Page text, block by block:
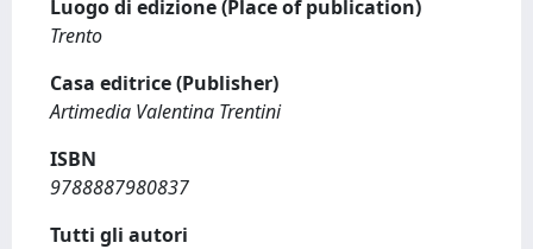
Luogo di edizione (Place of publication)
Trento
Casa editrice (Publisher)
Artimedia Valentina Trentini
ISBN
9788887980837
Tutti gli autori